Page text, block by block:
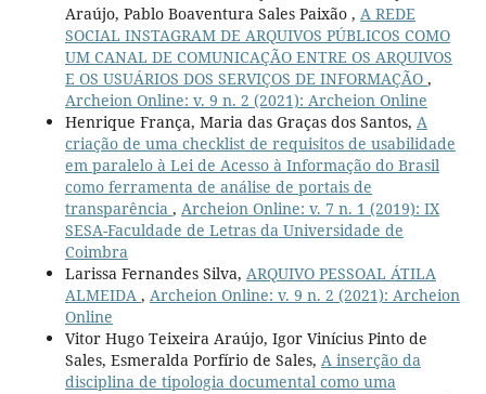
Araújo, Pablo Boaventura Sales Paixão , A REDE
SOCIAL INSTAGRAM DE ARQUIVOS PÚBLICOS COMO
UM CANAL DE COMUNICAÇÃO ENTRE OS ARQUIVOS
E OS USUÁRIOS DOS SERVIÇOS DE INFORMAÇÃO ,
Archeion Online: v. 9 n. 2 (2021): Archeion Online
Henrique França, Maria das Graças dos Santos, A
criação de uma checklist de requisitos de usabilidade
em paralelo à Lei de Acesso à Informação do Brasil
como ferramenta de análise de portais de
transparência , Archeion Online: v. 7 n. 1 (2019): IX
SESA-Faculdade de Letras da Universidade de
Coimbra
Larissa Fernandes Silva, ARQUIVO PESSOAL ÁTILA
ALMEIDA , Archeion Online: v. 9 n. 2 (2021): Archeion
Online
Vitor Hugo Teixeira Araújo, Igor Vinícius Pinto de
Sales, Esmeralda Porfírio de Sales, A inserção da
disciplina de tipologia documental como uma